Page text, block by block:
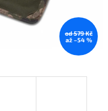
od 579 Kč
až –54 %